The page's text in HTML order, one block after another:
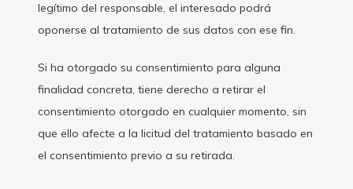
legítimo del responsable, el interesado podrá
oponerse al tratamiento de sus datos con ese fin.
Si ha otorgado su consentimiento para alguna
finalidad concreta, tiene derecho a retirar el
consentimiento otorgado en cualquier momento, sin
que ello afecte a la licitud del tratamiento basado en
el consentimiento previo a su retirada.